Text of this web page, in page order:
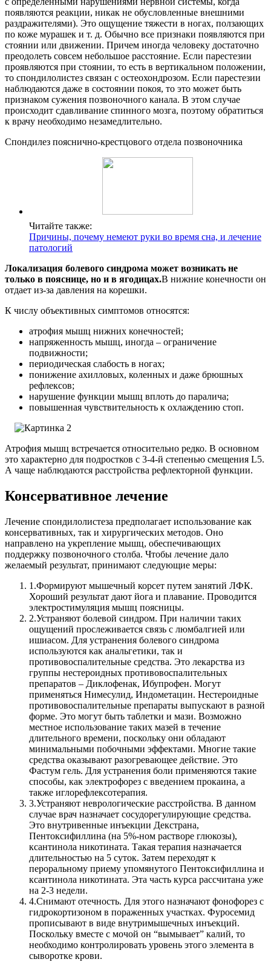
появляются реакции, никак не обусловленные внешними
раздражителями). Это ощущение тяжести в ногах, ползающих
по коже мурашек и т. д. Обычно все признаки появляются при
стоянии или движении. Причем иногда человеку достаточно
преодолеть совсем небольшое расстояние. Если парестезии
проявляются при стоянии, то есть в вертикальном положении,
то спондилолистез связан с остеохондрозом. Если парестезии
наблюдаются даже в состоянии покоя, то это может быть
признаком сужения позвоночного канала. В этом случае
происходит сдавливание спинного мозга, поэтому обратиться
к врачу необходимо незамедлительно.
Спондилез пояснично-крестцового отдела позвоночника
Читайте также:
Причины, почему немеют руки во время сна, и лечение
патологий
Локализация болевого синдрома может возникать не
только в пояснице, но и в ягодицах.В нижние конечности он
отдает из-за давления на корешки.
К числу объективных симптомов относятся:
атрофия мышц нижних конечностей;
напряженность мышц, иногда – ограничение
подвижности;
периодическая слабость в ногах;
понижение ахилловых, коленных и даже брюшных
рефлексов;
нарушение функции мышц вплоть до паралича;
повышенная чувствительность к охлаждению стоп.
Атрофия мышц встречается относительно редко. В основном
это характерно для подростков с 3-4-й степенью смещения L5.
А чаще наблюдаются расстройства рефлекторной функции.
Консервативное лечение
Лечение спондилолистеза предполагает использование как
консервативных, так и хирургических методов. Оно
направлено на укрепление мышц, обеспечивающих
поддержку позвоночного столба. Чтобы лечение дало
желаемый результат, принимают следующие меры:
1.Формируют мышечный корсет путем занятий ЛФК.
Хороший результат дают йога и плавание. Проводится
электростимуляция мышц поясницы.
2.Устраняют болевой синдром. При наличии таких
ощущений прослеживается связь с люмбалгией или
ишиасом. Для устранения болевого синдрома
используются как анальгетики, так и
противовоспалительные средства. Это лекарства из
группы нестероидных противовоспалительных
препаратов – Диклофенак, Ибупрофен. Могут
применяться Нимесулид, Индометацин. Нестероидные
противовоспалительные препараты выпускают в разной
форме. Это могут быть таблетки и мази. Возможно
местное использование таких мазей в течение
длительного времени, поскольку они обладают
минимальными побочными эффектами. Многие такие
средства оказывают разогревающее действие. Это
Фастум гель. Для устранения боли применяются такие
способы, как электрофорез с введением прокаина, а
также иглорефлексотерапия.
3.Устраняют неврологические расстройства. В данном
случае врач назначает сосудорегулирующие средства.
Это внутривенные инъекции Декстрана,
Пентоксифиллина (на 5%-ном растворе глюкозы),
ксантинола никотината. Такая терапия назначается
длительностью на 5 суток. Затем переходят к
пероральному приему упомянутого Пентоксифиллина и
ксантинола никотината. Эта часть курса рассчитана уже
на 2-3 недели.
4.Снимают отечность. Для этого назначают фонофорез с
гидрокортизоном в пораженных участках. Фуросемид
прописывают в виде внутримышечных инъекций.
Поскольку вместе с мочой он “вымывает” калий, то
необходимо контролировать уровень этого элемента в
сыворотке крови.